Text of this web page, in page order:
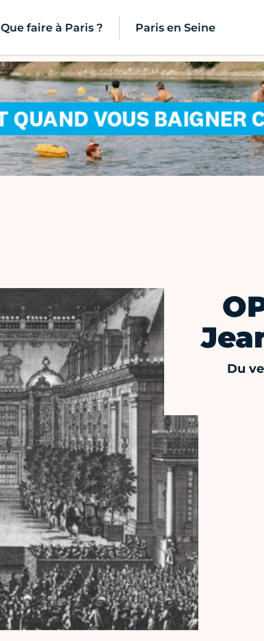
Que faire à Paris ? Paris en Seine
Du